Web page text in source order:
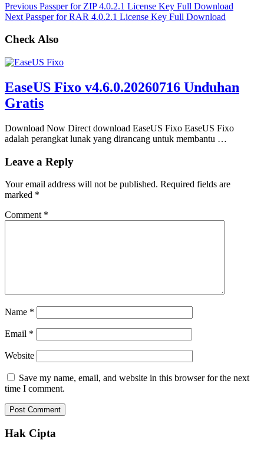
Previous Passper for ZIP 4.0.2.1 License Key Full Download
Next Passper for RAR 4.0.2.1 License Key Full Download
Check Also
EaseUS Fixo v4.6.0.20260716 Unduhan
Gratis
Download Now Direct download EaseUS Fixo EaseUS Fixo
adalah perangkat lunak yang dirancang untuk membantu …
Leave a Reply
Your email address will not be published. Required fields are
marked *
Comment *
Name *
Email *
Website
Save my name, email, and website in this browser for the next
time I comment.
Hak Cipta